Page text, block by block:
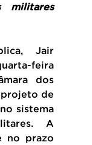
militares
Jair
feira
dos
projeto de
sistema
A
no prazo